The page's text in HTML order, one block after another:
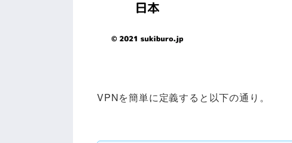
VPNを簡単に定義すると以下の通り。